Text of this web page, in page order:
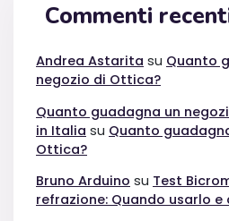
Commenti
Andrea Astarita su Quanto
negozio di Ottica?
Quanto guadagna un
in Italia su Quanto
Ottica?
Bruno Arduino su Test
refrazione: Quando usarlo e